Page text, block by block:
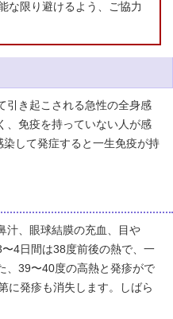
な限り避けるよう、ご協力
引き起こされる急性の全身感
、免疫を持っていない人が感
して発症すると一生免疫が持
汁、眼球結膜の充血、目や
4日間は38度前後の熱で、一
、39〜40度の高熱と発疹がで
に発疹も消失します。しばら